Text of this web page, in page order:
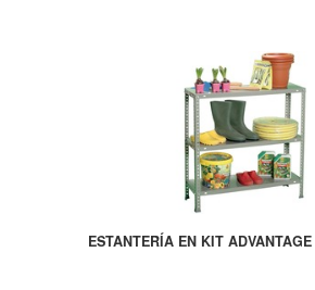
ESTANTERÍA EN KIT